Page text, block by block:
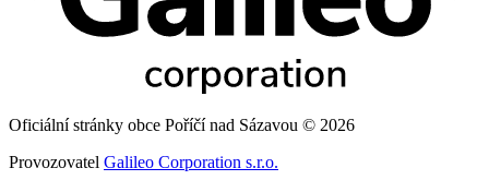
Oficiální stránky obce Poříčí nad Sázavou © 2026
Provozovatel Galileo Corporation s.r.o.